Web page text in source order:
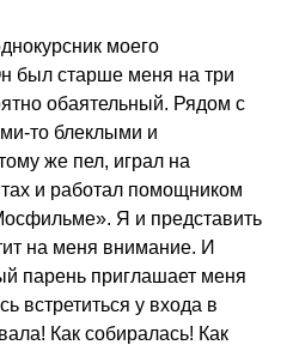
моего
был старше меня на три
обаятельный. Рядом с
то блеклыми и
же пел, играл на
и работал помощником
Я и представить
на меня внимание. И
парень приглашает меня
встретиться у входа в
Как собиралась! Как